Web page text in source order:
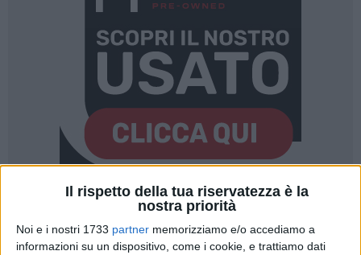
Il rispetto della tua riservatezza è la
nostra priorità
Noi e i nostri 1733 partner memorizziamo e/o accediamo a
informazioni su un dispositivo, come i cookie, e trattiamo dati